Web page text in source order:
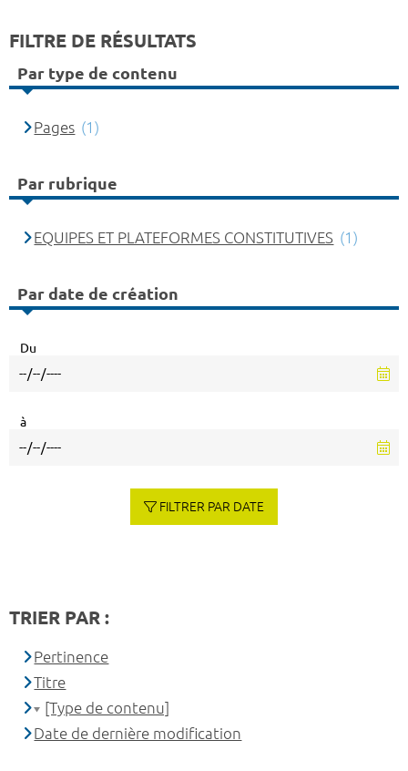
FILTRE DE RÉSULTATS
Par type de contenu
Pages (1)
Par rubrique
EQUIPES ET PLATEFORMES CONSTITUTIVES (1)
Par date de création
Du
à
FILTRER PAR DATE
TRIER PAR :
Pertinence
Titre
[Type de contenu]
Date de dernière modification